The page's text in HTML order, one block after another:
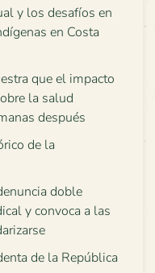
y los desafíos en
en Costa
que el impacto
la salud
después
de la
doble
y convoca a las
de la República